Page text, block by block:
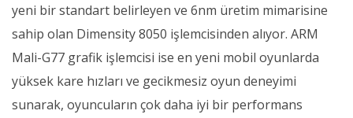
yeni bir standart belirleyen ve 6nm üretim mimarisine
sahip olan Dimensity 8050 işlemcisinden alıyor. ARM
Mali-G77 grafik işlemcisi ise en yeni mobil oyunlarda
yüksek kare hızları ve gecikmesiz oyun deneyimi
sunarak, oyuncuların çok daha iyi bir performans